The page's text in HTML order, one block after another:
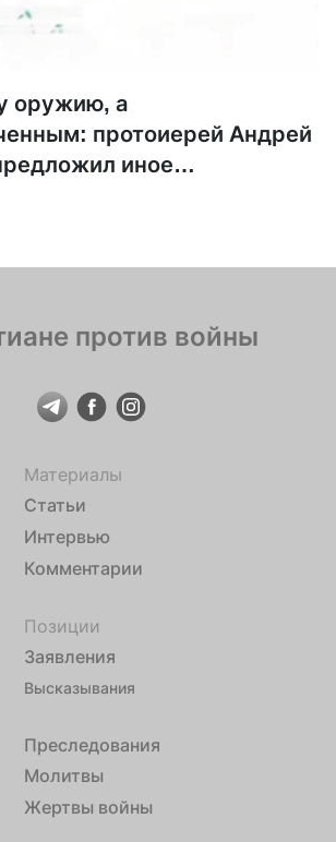
оружию, а
протоиерей Андрей
иное
против войны
Материалы
Статьи
Интервью
Комментарии
Позиции
Заявления
Высказывания
Преследования
Молитвы
Жертвы войны